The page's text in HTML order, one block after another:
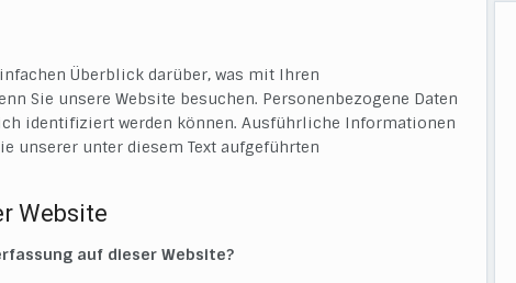
Überblick darüber, was mit Ihren
Sie unsere Website besuchen. Personenbezogene Daten
identifiziert werden können. Ausführliche Informationen
unserer unter diesem Text aufgeführten
Website
auf dieser Website?